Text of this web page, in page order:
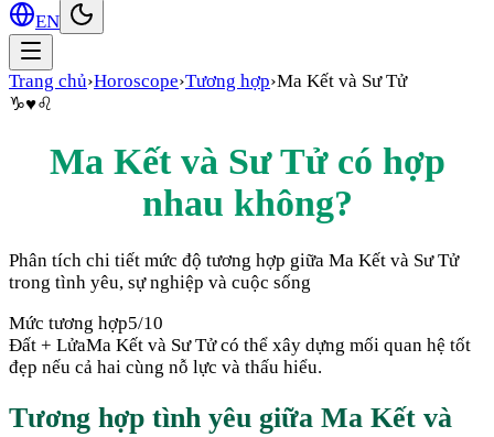
EN
Trang chủ›Horoscope›Tương hợp›Ma Kết và Sư Tử
♑♥♌
Ma Kếtvà Sư Tửcó hợp
nhau không?
Phân tích chi tiết mức độ tương hợp giữa Ma Kết và Sư Tử
trong tình yêu, sự nghiệp và cuộc sống
Mức tương hợp5/10
Đất + LửaMa Kết và Sư Tử có thể xây dựng mối quan hệ tốt
đẹp nếu cả hai cùng nỗ lực và thấu hiểu.
Tương hợp tình yêu giữa Ma Kết và